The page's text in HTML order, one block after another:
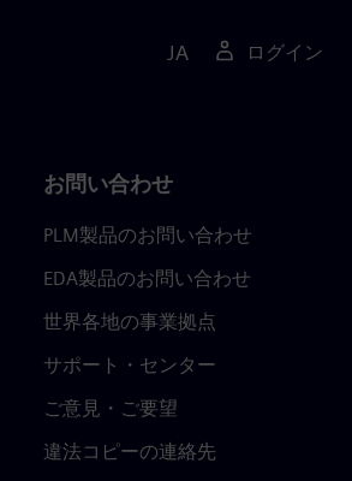
JA ログイン
お問い合わせ
PLM製品のお問い合わせ
EDA製品のお問い合わせ
世界各地の事業拠点
サポート・センター
ご意見・ご要望
違法コピーの連絡先